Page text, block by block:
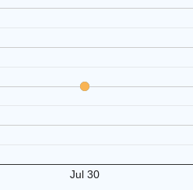
Jul 30